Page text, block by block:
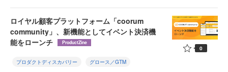
ロイヤル顧客プラットフォーム「coorum
community」、新機能としてイベント決済機
能をローンチ
ProductZine
プロダクトディスカバリー グロース／GTM
0